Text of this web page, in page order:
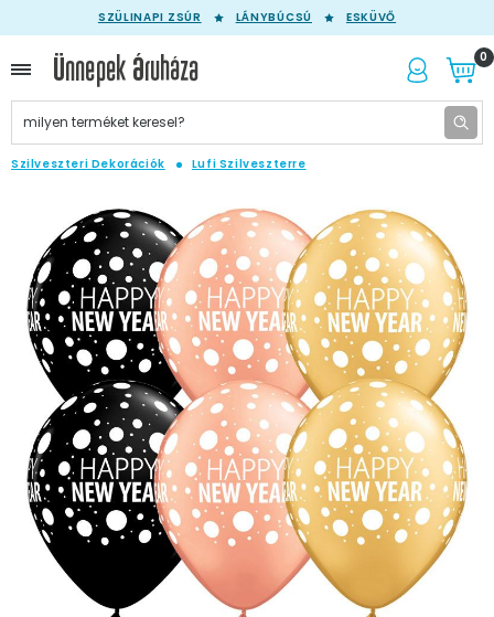
SZÜLINAPI ZSÚR LÁNYBÚCSÚ ESKÜVŐ
0
Szilveszteri Dekorációk Lufi Szilveszterre